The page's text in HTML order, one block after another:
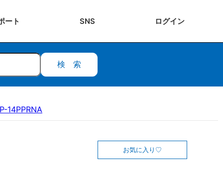
ート SNS ログイン
検索
14PPRNA
お気に入り